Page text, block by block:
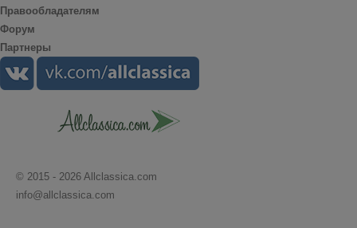
Правообладателям
Форум
Партнеры
© 2015 - 2026 Allclassica.com
info@allclassica.com